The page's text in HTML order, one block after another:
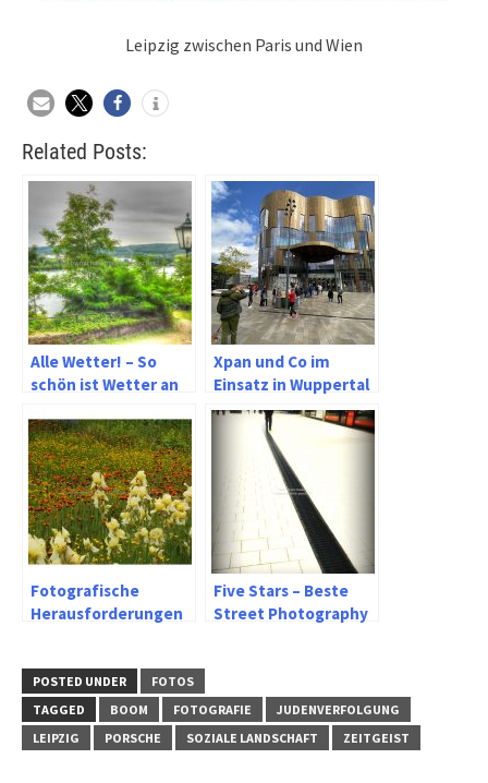
Leipzig zwischen Paris und Wien
Related Posts:
Alle Wetter! – So
schön ist Wetter an
Xpan und Co im
Einsatz in Wuppertal
Elberfeld
Fotografische
Herausforderungen
Five Stars – Beste
Street Photography
POSTED UNDER
FOTOS
TAGGED
BOOM FOTOGRAFIE
JUDENVERFOLGUNG
LEIPZIG
PORSCHE SOZIALE LANDSCHAFT ZEITGEIST